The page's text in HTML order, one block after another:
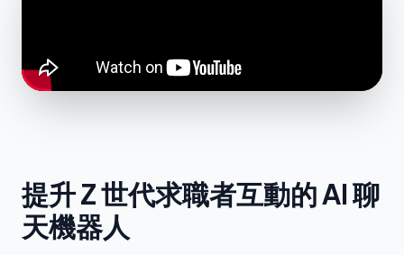
提升 Z 世代求職者互動的 AI 聊
天機器人